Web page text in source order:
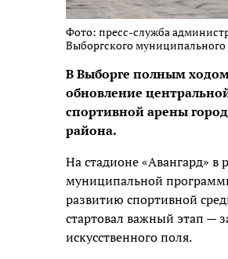
Фото: пресс-служба
Выборгского
В Выборге полным
обновление
спортивной арены
района.
На стадионе «Авангард» в
муниципальной
развитию спортивной
стартовал важный этап —
искусственного поля.